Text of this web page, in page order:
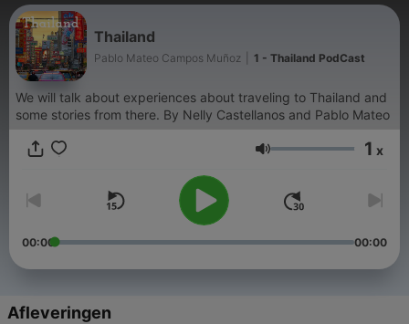
Thailand
Pablo Mateo Campos Muñoz 1 - Thailand PodCast
We will talk about experiences about traveling to Thailand and
some stories from there. By Nelly Castellanos and Pablo Mateo
Volume 1 x
00:00 00:00
Afleveringen